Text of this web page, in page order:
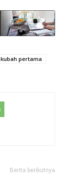
kubah pertama
Berita berikutnya